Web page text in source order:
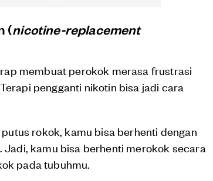
(nicotine-replacement
membuat perokok merasa frustrasi
pengganti nikotin bisa jadi cara
rokok, kamu bisa berhenti dengan
kamu bisa berhenti merokok secara
pada tubuhmu.